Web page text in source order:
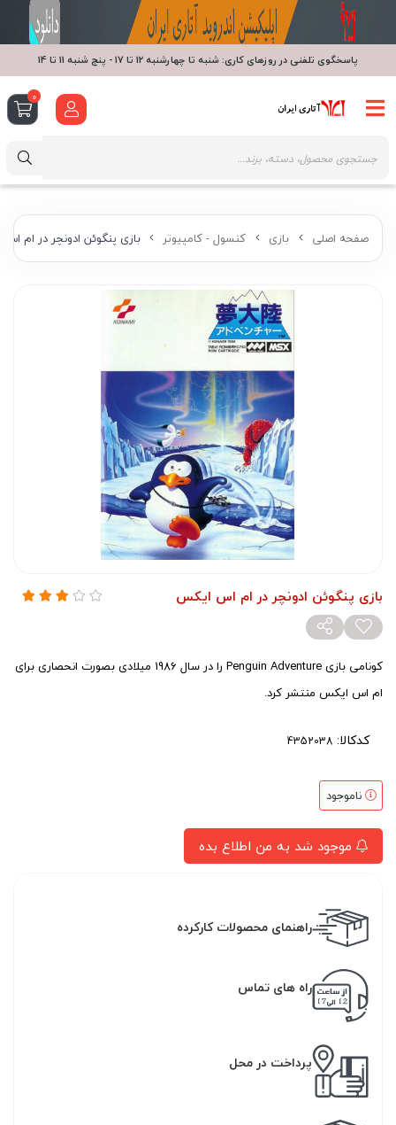
صفحه اصلی بازی کنسول - کامپیوتر بازی پنگوئن ادونچر در ام
بازی پنگوئن ادونچر در ام اس ایکس
کونامی بازی Penguin Adventure را در سال 1986 میلادی بصورت انحصاری برای
ام اس ایکس منتشر کرد.
کدکالا:
ناموجود
موجود شد به من اطلاع بده
راهنمای محصولات کارکرده
راه های تماس
پرداخت در محل
پاسخگوی تلفنی در روزهای کاری: شنبه تا چهارشنبه 12 تا 17 - پنج شنبه 11 تا 14
0